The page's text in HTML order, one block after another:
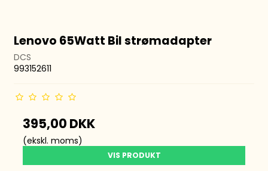
Lenovo 65Watt Bil strømadapter
DCS
993152611
395,00 DKK
(ekskl. moms)
VIS PRODUKT